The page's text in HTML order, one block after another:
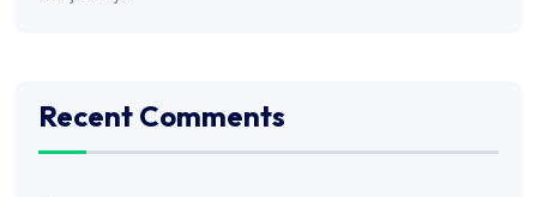
Recent Comments